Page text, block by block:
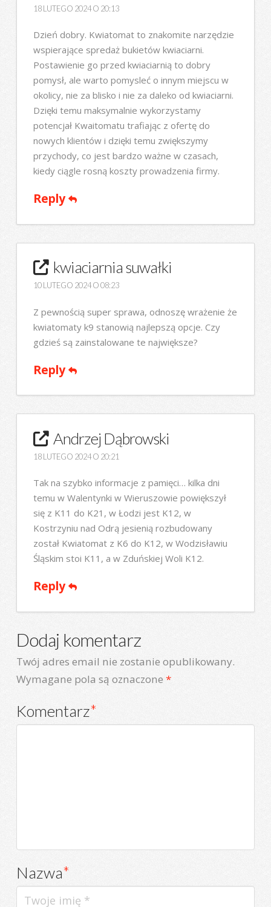
18 LUTEGO 2024 O 20:13
Dzień dobry. Kwiatomat to znakomite narzędzie
wspierające spredaż bukietów kwiaciarni.
Postawienie go przed kwiaciarnią to dobry
pomysł, ale warto pomysleć o innym miejscu w
okolicy, nie za blisko i nie za daleko od kwiaciarni.
Dzięki temu maksymalnie wykorzystamy
potencjał Kwaitomatu trafiając z ofertę do
nowych klientów i dzięki temu zwiększymy
przychody, co jest bardzo ważne w czasach,
kiedy ciągle rosną koszty prowadzenia firmy.
Reply
kwiaciarnia suwałki
10 LUTEGO 2024 O 08:23
Z pewnością super sprawa, odnoszę wrażenie że
kwiatomaty k9 stanowią najlepszą opcje. Czy
gdzieś są zainstalowane te największe?
Reply
Andrzej Dąbrowski
18 LUTEGO 2024 O 20:21
Tak na szybko informacje z pamięci… kilka dni
temu w Walentynki w Wieruszowie powiększył
się z K11 do K21, w Łodzi jest K12, w
Kostrzyniu nad Odrą jesienią rozbudowany
został Kwiatomat z K6 do K12, w Wodzisławiu
Śląskim stoi K11, a w Zduńskiej Woli K12.
Reply
Dodaj komentarz
Twój adres email nie zostanie opublikowany.
Wymagane pola są oznaczone *
Komentarz*
Nazwa*